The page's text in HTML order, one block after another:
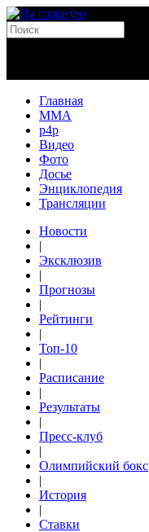
Главная
MMA
p4p
Видео
Фото
Досье
Энциклопедия
Трансляции
Новости
|
Эксклюзив
|
Прогнозы
|
Рейтинги
|
Топ-10
|
Расписание
|
Результаты
|
Пресс-клуб
|
Олимпийский бокс
|
История
|
Ставки